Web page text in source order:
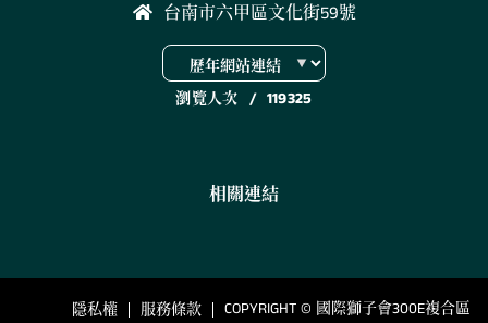
台南市六甲區文化街59號
瀏覽人次 / 119325
相關連結
隱私權 服務條款
COPYRIGHT © 國際獅子會300E複合區